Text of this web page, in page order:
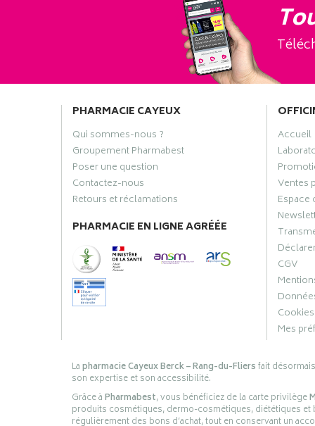
PHARMACIE CAYEUX
Qui sommes-nous ?
Groupement Pharmabest
Poser une question
Contactez-nous
Retours et réclamations
PHARMACIE EN LIGNE AGRÉÉE
Accueil
Ventes
Espace
CGV
Cookies
Mes
Lapharmacie Cayeux Berck – Rang-du-Fliersfait
son expertise et son accessibilité.
Grâce àPharmabest, vous bénéficiez de la carte privilège
produits cosmétiques, dermo-cosmétiques, diététiques
régulièrement des bons d’achat, tout en conservant un